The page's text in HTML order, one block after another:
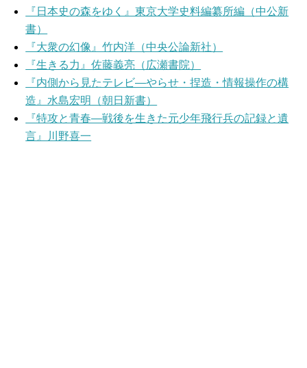
『日本史の森をゆく』東京大学史料編纂所編（中公新
書）
『大衆の幻像』竹内洋（中央公論新社）
『生きる力』佐藤義亮（広瀬書院）
『内側から見たテレビ―やらせ・捏造・情報操作の構
造』水島宏明（朝日新書）
『特攻と青春―戦後を生きた元少年飛行兵の記録と遺
言』川野喜一